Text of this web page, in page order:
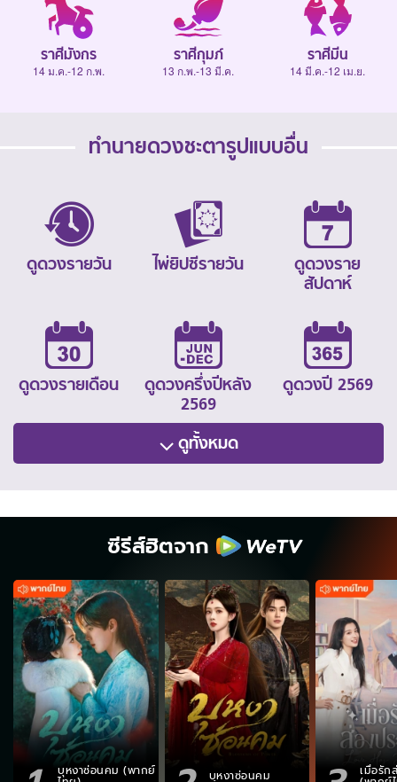
ราศีมังกร
14 ม.ค.-12 ก.พ.
ราศีกุมภ์
13 ก.พ.-13 มี.ค.
ราศีมีน
14 มี.ค.-12 เม.ย.
ทำนายดวงชะตารูปแบบอื่น
ดูดวงรายวัน ไพ่ยิปซีรายวัน
ดูดวงราย
สัปดาห์
ดูดวงรายเดือน
ดูดวงครึ่งปีหลัง
2569
ดูดวงปี 2569
ดูทั้งหมด
ซีรีส์ฮิตจาก
บุหงาซ่อนคม (พากย์ บุหงาซ่อนคม เมื่อรัก